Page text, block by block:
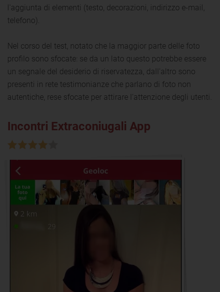
l'aggiunta di elementi (testo, decorazioni, indirizzo e-mail,
telefono).
Nel corso del test, notato che la maggior parte delle foto
profilo sono sfocate: se da un lato questo potrebbe essere
un segnale del desiderio di riservatezza, dall'altro sono
presenti in rete testimonianze che parlano di foto non
autentiche, rese sfocate per attirare l'attenzione degli utenti.
Incontri Extraconiugali App